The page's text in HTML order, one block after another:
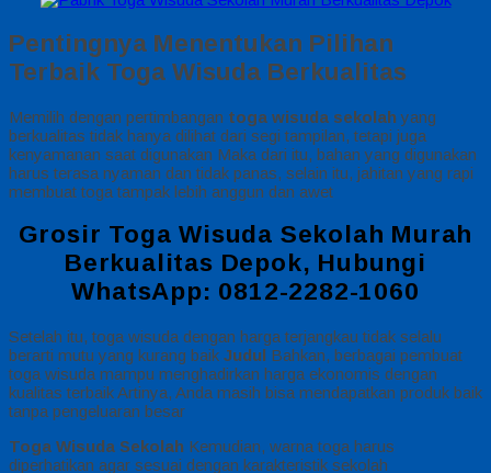
Pentingnya Menentukan Pilihan
Terbaik Toga Wisuda Berkualitas
Memilih dengan pertimbangan toga wisuda sekolah yang
berkualitas tidak hanya dilihat dari segi tampilan, tetapi juga
kenyamanan saat digunakan Maka dari itu, bahan yang digunakan
harus terasa nyaman dan tidak panas, selain itu, jahitan yang rapi
membuat toga tampak lebih anggun dan awet
Grosir Toga Wisuda Sekolah Murah
Berkualitas Depok, Hubungi
WhatsApp: 0812-2282-1060
Setelah itu, toga wisuda dengan harga terjangkau tidak selalu
berarti mutu yang kurang baik Judul Bahkan, berbagai pembuat
toga wisuda mampu menghadirkan harga ekonomis dengan
kualitas terbaik Artinya, Anda masih bisa mendapatkan produk baik
tanpa pengeluaran besar
Toga Wisuda Sekolah Kemudian, warna toga harus
diperhatikan agar sesuai dengan karakteristik sekolah